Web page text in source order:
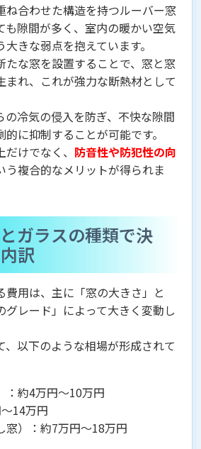
ね合わせた構造を持つルーバー窓
も隙間が多く、室内の暖かい空気
きな弱点を抱えています。
たな窓を設置することで、窓と窓
まれ、これが強力な断熱材として
の冷気の侵入を防ぎ、不快な隙間
に抑制することが可能です。
けでなく、 防音性や防犯性の向
う複合的なメリットが得られま
ガラスの種類で決
訳
費用は、主に「窓の大きさ」と
グレード」によって大きく変動し
、以下のような相場が形成されて
：約4万円～10万円
14万円
窓）：約7万円～18万円